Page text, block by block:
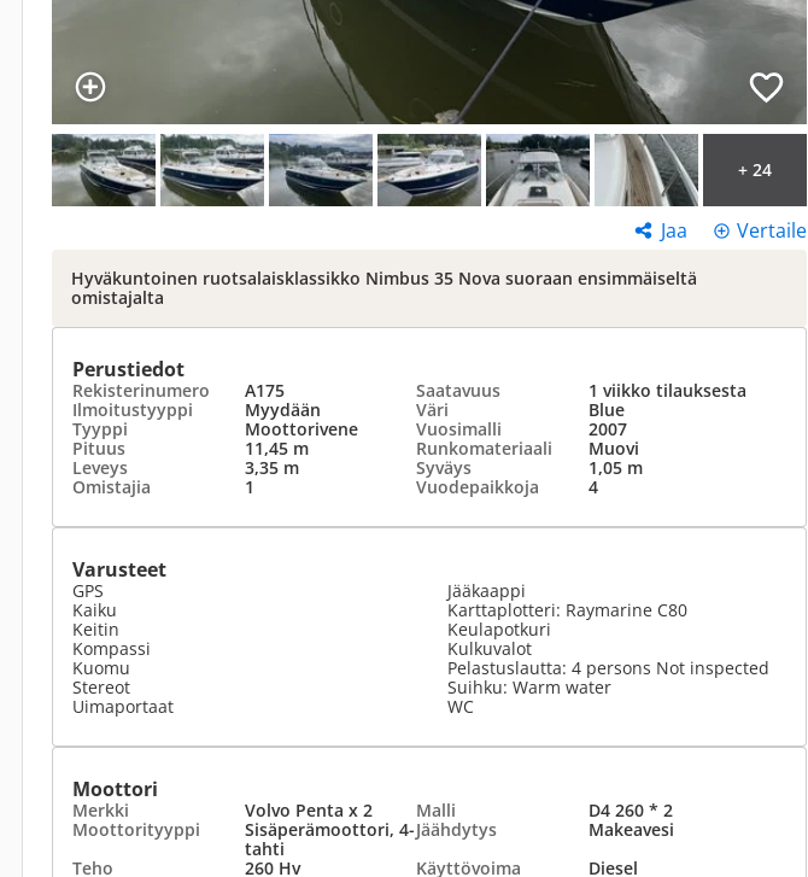
+ 24
Jaa Vertaile
Hyväkuntoinen ruotsalaisklassikko Nimbus 35 Nova suoraan ensimmäiseltä
omistajalta
Perustiedot
Rekisterinumero A175 Saatavuus
1 viikko tilauksesta
Ilmoitustyyppi
Myydään Väri
Blue
Tyyppi
Moottorivene Vuosimalli
2007
Pituus
11,45 m Runkomateriaali
Muovi
Leveys
3,35 m Syväys
1,05 m
Omistajia
1 Vuodepaikkoja 4
Varusteet
GPS
Kaiku
Keitin
Kompassi
Kuomu
Stereot
Uimaportaat
Jääkaappi
Karttaplotteri: Raymarine C80
Keulapotkuri
Kulkuvalot
Pelastuslautta: 4 persons Not inspected
Suihku: Warm water
WC
Moottori
Merkki Volvo Penta x 2 Malli
D4 260 * 2
Moottorityyppi
Sisäperämoottori, 4-
tahti
Jäähdytys
Makeavesi
Teho
260 Hv Käyttövoima
Diesel